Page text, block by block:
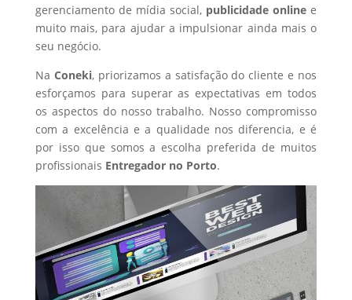
gerenciamento de mídia social, publicidade online e
muito mais, para ajudar a impulsionar ainda mais o
seu negócio.
Na Coneki, priorizamos a satisfação do cliente e nos
esforçamos para superar as expectativas em todos
os aspectos do nosso trabalho. Nosso compromisso
com a excelência e a qualidade nos diferencia, e é
por isso que somos a escolha preferida de muitos
profissionais Entregadorno Porto.